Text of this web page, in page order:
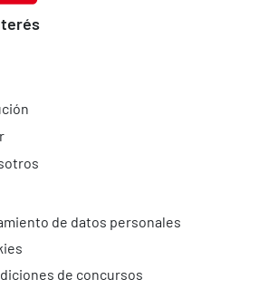
de datos personales
de concursos